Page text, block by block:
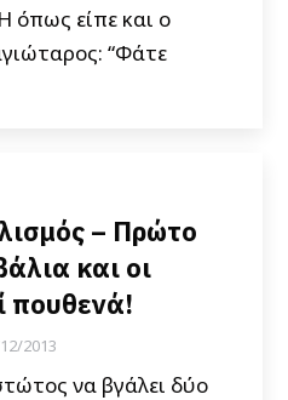
όπως είπε και ο
“Φάτε
– Πρώτο
και οι
πουθενά!
2013
να βγάλει δύο